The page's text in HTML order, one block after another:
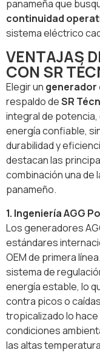
panameña que
continuidad
sistema eléctrico
VENTAJAS
CON SR
Elegir un generador
respaldo deSR
integral de
energía confiable,
durabilidad y
destacan las
combinación una de
panameño.
1. Ingeniería AGG
Los generadores
estándares
OEM de primera
sistema de
energía estable, lo
contra picos o
tropicalizado lo
condiciones
las altas